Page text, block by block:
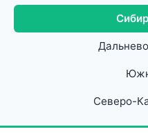
Северо-